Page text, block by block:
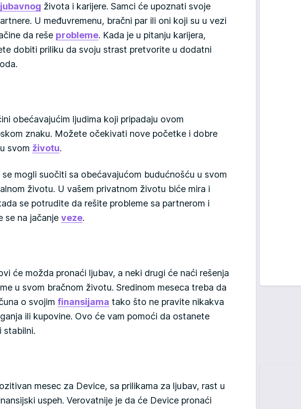
života i karijere. Samci će upoznati svoje
U međuvremenu, bračni par ili oni koji su u vezi
da reše probleme. Kada je u pitanju karijera,
dobiti priliku da svoju strast pretvorite u dodatni
obećavajućim ljudima koji pripadaju ovom
znaku. Možete očekivati nove početke i dobre
svom životu.
se mogli suočiti sa obećavajućom budućnošću u svom
životu. U vašem privatnom životu biće mira i
se potrudite da rešite probleme sa partnerom i
se na jačanje veze.
će možda pronaći ljubav, a neki drugi će naći rešenja
u svom bračnom životu. Sredinom meseca treba da
o svojim finansijama tako što ne pravite nikakva
ili kupovine. Ovo će vam pomoći da ostanete
stabilni.
mesec za Device, sa prilikama za ljubav, rast u
uspeh. Verovatnije je da će Device pronaći